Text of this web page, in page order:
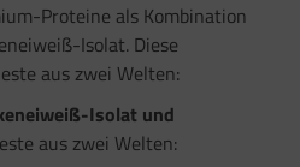
Proteine als Kombination
Isolat. Diese
aus zwei Welten:
Isolat und
aus zwei Welten: